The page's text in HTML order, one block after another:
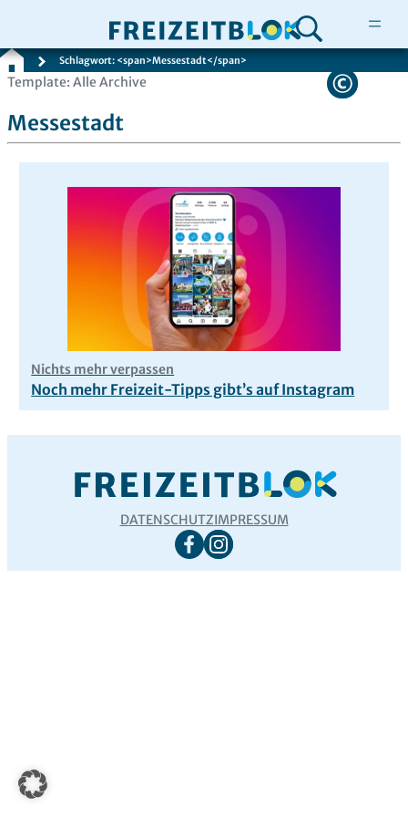
Zum
springen
Schlagwort: <span>Messestadt</span>
Template: Alle Archive
Messestadt
Nichts mehr verpassen
Noch mehr Freizeit-Tipps gibt’s auf Instagram
DATENSCHUTZIMPRESSUM